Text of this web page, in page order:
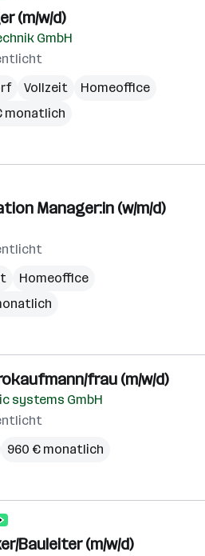
(m/w/d)
GmbH
Vollzeit
Homeoffice
monatlich
Manager:in (w/m/d)
Homeoffice
frau (m/w/d)
systems GmbH
960 € monatlich
Bauleiter (m/w/d)